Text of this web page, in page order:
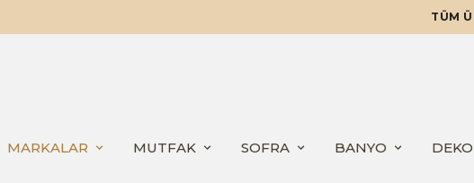
TÜM
MARKALAR MUTFAK SOFRA BANYO